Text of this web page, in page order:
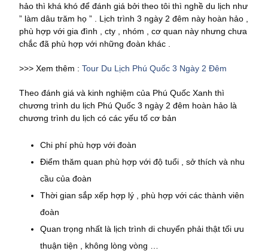
hảo thì khá khó để đánh giá bởi theo tôi thì nghề du lịch như
” làm dâu trăm họ ” . Lịch trình 3 ngày 2 đêm này hoàn hảo ,
phù hợp với gia đình , cty , nhóm , cơ quan này nhưng chưa
chắc đã phù hợp với những đoàn khác .
>>> Xem thêm : Tour Du Lịch Phú Quốc 3 Ngày 2 Đêm
Theo đánh giá và kinh nghiệm của Phú Quốc Xanh thì
chương trình du lịch Phú Quốc 3 ngày 2 đêm hoàn hảo là
chương trình du lịch có các yếu tố cơ bản
Chi phí phù hợp với đoàn
Điểm thăm quan phù hợp với độ tuổi , sở thích và nhu
cầu của đoàn
Thời gian sắp xếp hợp lý , phù hợp với các thành viên
đoàn
Quan trọng nhất là lịch trình di chuyển phải thật tối ưu
thuận tiện , không lòng vòng …